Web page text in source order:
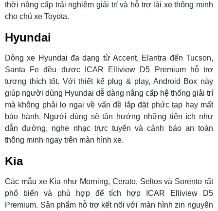
thời nâng cấp trải nghiệm giải trí và hỗ trợ lái xe thông minh
cho chủ xe Toyota.
Hyundai
Dòng xe Hyundai đa dạng từ Accent, Elantra đến Tucson,
Santa Fe đều được ICAR Elliview D5 Premium hỗ trợ
tương thích tốt. Với thiết kế plug & play, Android Box này
giúp người dùng Hyundai dễ dàng nâng cấp hệ thống giải trí
mà không phải lo ngại về vấn đề lắp đặt phức tạp hay mất
bảo hành. Người dùng sẽ tận hưởng những tiện ích như
dẫn đường, nghe nhạc trực tuyến và cảnh báo an toàn
thông minh ngay trên màn hình xe.
Kia
Các mẫu xe Kia như Morning, Cerato, Seltos và Sorento rất
phổ biến và phù hợp để tích hợp ICAR Elliview D5
Premium. Sản phẩm hỗ trợ kết nối với màn hình zin nguyên